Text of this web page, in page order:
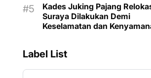
Kades Juking Pajang
Suraya Dilakukan Demi
Keselamatan dan
Label List